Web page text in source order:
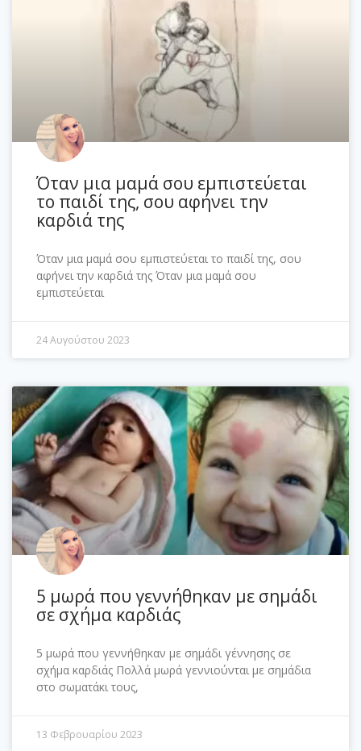
Όταν μια μαμά σου εμπιστεύεται
το παιδί της, σου αφήνει την
καρδιά της
Όταν μια μαμά σου εμπιστεύεται το παιδί της, σου
αφήνει την καρδιά της Όταν μια μαμά σου
εμπιστεύεται
24 Αυγούστου 2023
5 μωρά που γεννήθηκαν με σημάδι
σε σχήμα καρδιάς
5 μωρά που γεννήθηκαν με σημάδι γέννησης σε
σχήμα καρδιάς Πολλά μωρά γεννιούνται με σημάδια
στο σωματάκι τους,
13 Φεβρουαρίου 2023